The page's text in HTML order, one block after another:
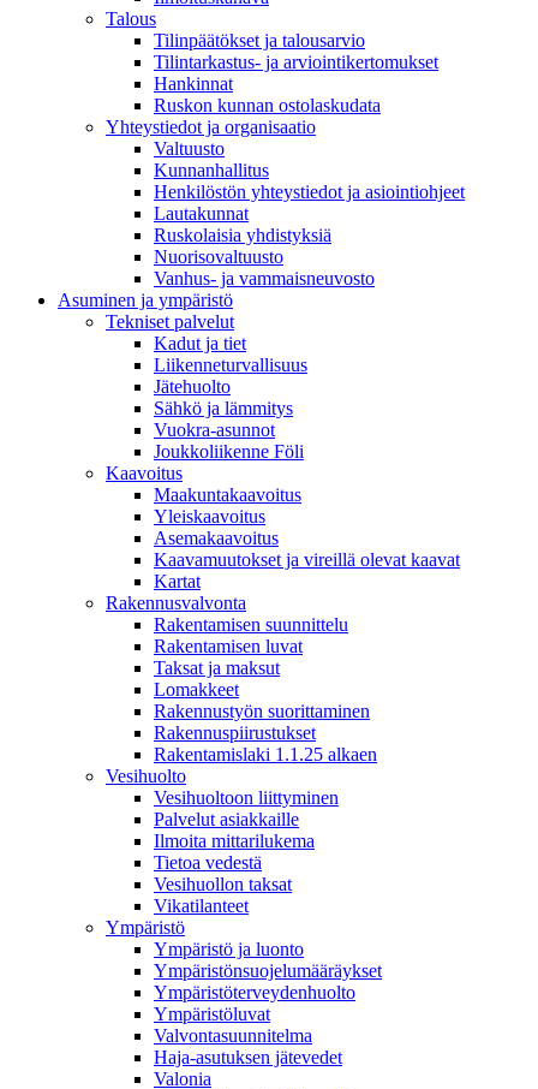
Talous
Tilinpäätökset ja talousarvio
Tilintarkastus- ja arviointikertomukset
Hankinnat
Ruskon kunnan ostolaskudata
Yhteystiedot ja organisaatio
Valtuusto
Kunnanhallitus
Henkilöstön yhteystiedot ja asiointiohjeet
Lautakunnat
Ruskolaisia yhdistyksiä
Nuorisovaltuusto
Vanhus- ja vammaisneuvosto
Asuminen ja ympäristö
Tekniset palvelut
Kadut ja tiet
Liikenneturvallisuus
Jätehuolto
Sähkö ja lämmitys
Vuokra-asunnot
Joukkoliikenne Föli
Kaavoitus
Maakuntakaavoitus
Yleiskaavoitus
Asemakaavoitus
Kaavamuutokset ja vireillä olevat kaavat
Kartat
Rakennusvalvonta
Rakentamisen suunnittelu
Rakentamisen luvat
Taksat ja maksut
Lomakkeet
Rakennustyön suorittaminen
Rakennuspiirustukset
Rakentamislaki 1.1.25 alkaen
Vesihuolto
Vesihuoltoon liittyminen
Palvelut asiakkaille
Ilmoita mittarilukema
Tietoa vedestä
Vesihuollon taksat
Vikatilanteet
Ympäristö
Ympäristö ja luonto
Ympäristönsuojelumääräykset
Ympäristöterveydenhuolto
Ympäristöluvat
Valvontasuunnitelma
Haja-asutuksen jätevedet
Valonia